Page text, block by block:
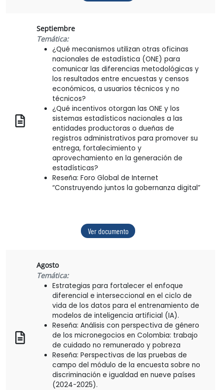
Septiembre
Temática:
¿Qué mecanismos utilizan otras oficinas
nacionales de estadística (ONE) para
comunicar las diferencias metodológicas y
los resultados entre encuestas y censos
económicos, a usuarios técnicos y no
técnicos?
¿Qué incentivos otorgan las ONE y los
sistemas estadísticos nacionales a las
entidades productoras o dueñas de
registros administrativos para promover su
entrega, fortalecimiento y
aprovechamiento en la generación de
estadísticas?
Reseña: Foro Global de Internet
“Construyendo juntos la gobernanza digital”
Ver documento
Agosto
Temática:
Estrategias para fortalecer el enfoque
diferencial e interseccional en el ciclo de
vida de los datos para el entrenamiento de
modelos de inteligencia artificial (IA).
Reseña: Análisis con perspectiva de género
de los micronegocios en Colombia: trabajo
de cuidado no remunerado y pobreza
Reseña: Perspectivas de las pruebas de
campo del módulo de la encuesta sobre no
discriminación e igualdad en nueve países
(2024-2025).